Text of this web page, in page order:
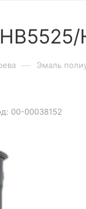
— Эмаль
00-00038152